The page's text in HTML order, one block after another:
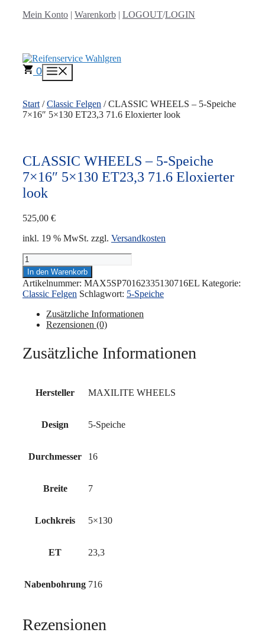
Mein Konto | Warenkorb | LOGOUT/LOGIN
0
Start /Classic Felgen / CLASSIC WHEELS – 5-Speiche
7×16″ 5×130 ET23,3 71.6 Eloxierter look
CLASSIC WHEELS – 5-Speiche
7×16″ 5×130 ET23,3 71.6 Eloxierter
look
525,00 €
inkl. 19 % MwSt. zzgl. Versandkosten
CLASSIC
WHEELS
-
5-
Speiche
7x16"
5x130
ET23,3
Eloxierter
In den Warenkorb
Artikelnummer: MAX5SP70162335130716EL Kategorie:
Classic Felgen Schlagwort: 5-Speiche
Zusätzliche Informationen
Rezensionen (0)
Zusätzliche Informationen
Hersteller MAXILITE WHEELS
Design 5-Speiche
Durchmesser 16
Breite 7
Lochkreis 5×130
ET 23,3
Nabenbohrung 716
Rezensionen